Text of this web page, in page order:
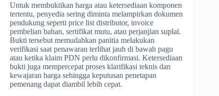
Untuk membuktikan harga atau ketersediaan komponen
tertentu, penyedia sering diminta melampirkan dokumen
pendukung seperti price list distributor, invoice
pembelian bahan, sertifikat mutu, atau perjanjian suplai.
Bukti tersebut memudahkan panitia melakukan
verifikasi saat penawaran terlihat jauh di bawah pagu
atau ketika klaim PDN perlu dikonfirmasi. Ketersediaan
bukti juga mempercepat proses klarifikasi teknis dan
kewajaran harga sehingga keputusan penetapan
pemenang dapat diambil lebih cepat.